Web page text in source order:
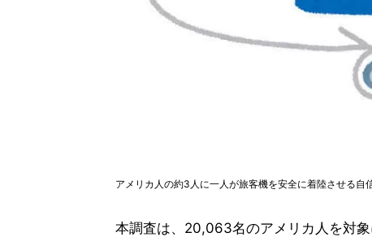
アメリカ人の約3人に一人が旅客機を安全に着陸させる自
本調査は、20,063名のアメリカ人を対